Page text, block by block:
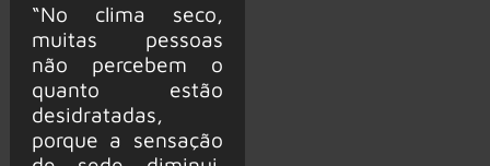
“No clima seco,
muitas pessoas
não percebem o
quanto estão
desidratadas,
porque a sensação